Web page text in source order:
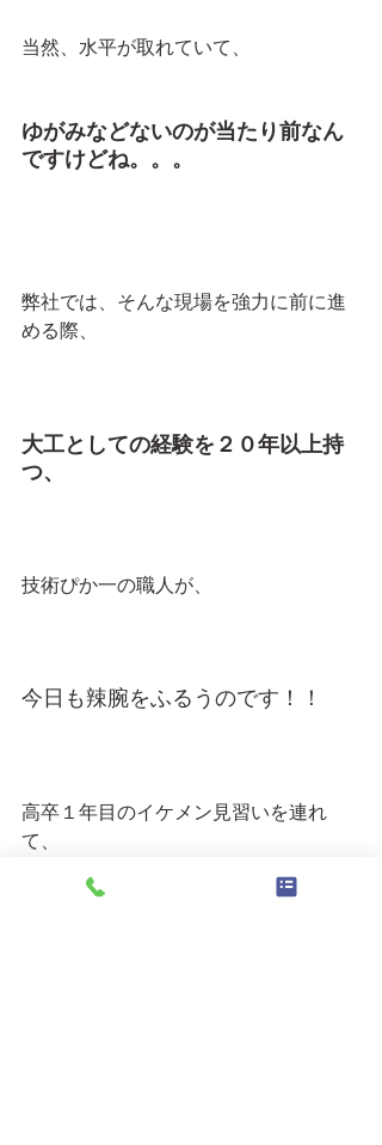
当然、水平が取れていて、
ゆがみなどないのが当たり前なん
ですけどね。。。
弊社では、そんな現場を強力に前に進
める際、
大工としての経験を２０年以上持
つ、
技術ぴか一の職人が、
今日も辣腕をふるうのです！！
高卒１年目のイケメン見習いを連れ
て、